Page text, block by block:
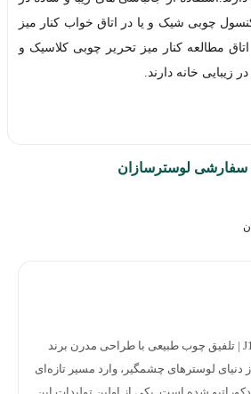
چوبی شیک و یا در اتاق خواب کنار میز
مطالعه کنار میز تحریر چوبی کلاسیک و
در زیبایی خانه دارند.
سفارشی لوسترسازان
جالباسی چوبی مدل J1474 | تلفیق چوب طبیعی با طراحی مدرن برند
دنیای لوسترهای چشمگیر، وارد مسیر تازه‌ای